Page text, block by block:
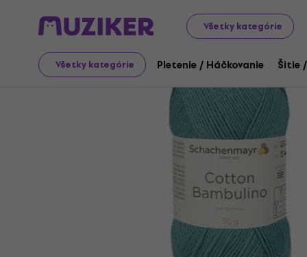
Všetky kategórie
Všetky kategórie Pletenie / Háčkovanie Šitie
Art Pletenie / Háčkovanie
Pletacia priadza